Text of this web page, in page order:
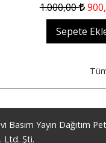
1.000,00 900
Sepete
Basım Yayın Dağıtım
Ltd. Şti.